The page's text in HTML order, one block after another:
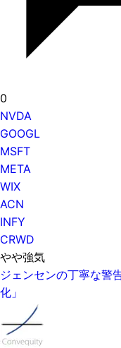
0
NVDA
GOOGL
MSFT
META
WIX
ACN
INFY
CRWD
やや強気
ジェンセンの丁寧な
化」